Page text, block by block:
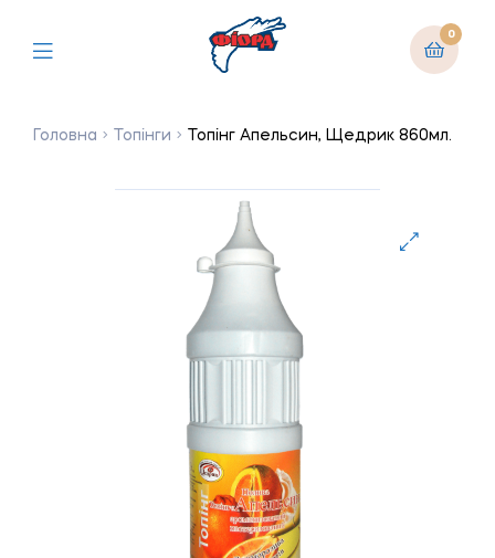
0
Головна Топінги Топінг Апельсин, Щедрик 860мл.